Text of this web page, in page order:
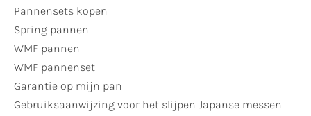
Pannensets kopen
Spring pannen
WMF pannen
WMF pannenset
Garantie op mijn pan
Gebruiksaanwijzing voor het slijpen Japanse messen